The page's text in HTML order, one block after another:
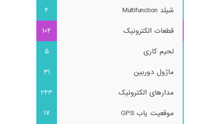
شیلد Multifunction
4
قطعات الکترونیک
104
لحیم کاری
5
ماژول دوربین
31
مدارهای الکترونیک
243
موقعیت یاب GPS
17